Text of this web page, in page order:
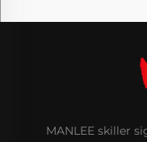
MANLEE skiller